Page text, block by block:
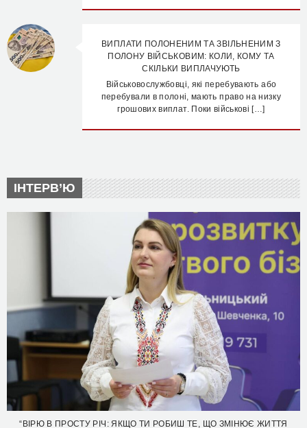
ВИПЛАТИ ПОЛОНЕНИМ ТА ЗВІЛЬНЕНИМ З
ПОЛОНУ ВІЙСЬКОВИМ: КОЛИ, КОМУ ТА
СКІЛЬКИ ВИПЛАЧУЮТЬ
Військовослужбовці, які перебувають або
перебували в полоні, мають право на низку
грошових виплат. Поки військові […]
ІНТЕРВ’Ю
“ВІРЮ В ПРОСТУ РІЧ: ЯКЩО ТИ РОБИШ ТЕ, ЩО ЗМІНЮЄ ЖИТТЯ